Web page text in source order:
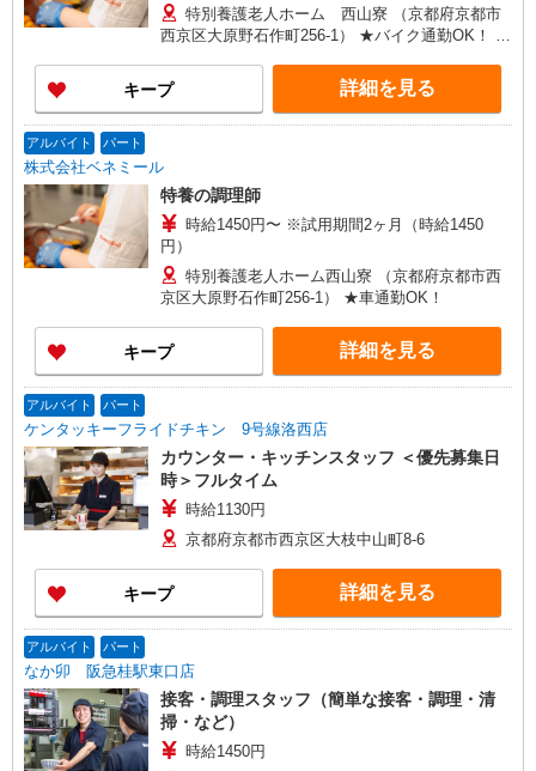
特別養護老人ホーム 西山寮 （京都府京都市
西京区大原野石作町256-1） ★バイク通勤OK！ ★
キープ 詳細を見る
アルバイト パート
株式会社ベネミール
特養の調理師
時給1450円〜 ※試用期間2ヶ月（時給1450
円）
特別養護老人ホーム西山寮 （京都府京都市西
京区大原野石作町256-1） ★車通勤OK！
キープ 詳細を見る
アルバイト パート
ケンタッキーフライドチキン 9号線洛西店
カウンター・キッチンスタッフ ＜優先募集日
時＞フルタイム
時給1130円
京都府京都市西京区大枝中山町8-6
キープ 詳細を見る
アルバイト パート
なか卯 阪急桂駅東口店
接客・調理スタッフ（簡単な接客・調理・清
掃・など）
時給1450円